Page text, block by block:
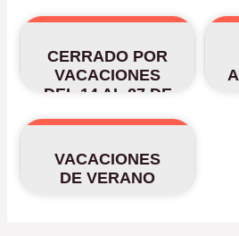
CERRADO POR
VACACIONES
DEL 14 AL 27 DE
VACACIONES
DE VERANO